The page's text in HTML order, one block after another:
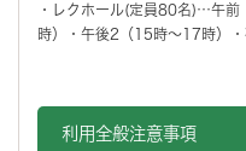
・レクホール(定員80名)…午
時）・午後2（15時～17時）
利用全般注意事項